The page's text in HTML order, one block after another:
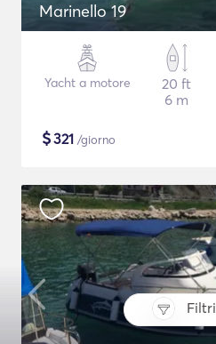
Filtri
Marinello 19
Yacht a motore
20 ft
6 m
$321 /giorno